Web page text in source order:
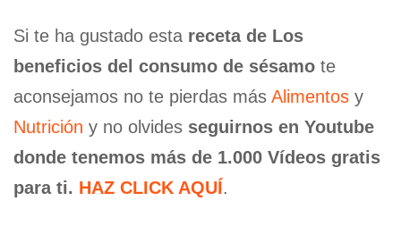
Si te ha gustado esta receta de Los
beneficios del consumo de sésamo te
aconsejamos no te pierdas más Alimentos y
Nutrición y no olvides seguirnos en Youtube
donde tenemos más de 1.000 Vídeos gratis
para ti. HAZ CLICK AQUÍ.